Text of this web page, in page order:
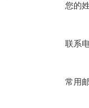
您的
联系
常用